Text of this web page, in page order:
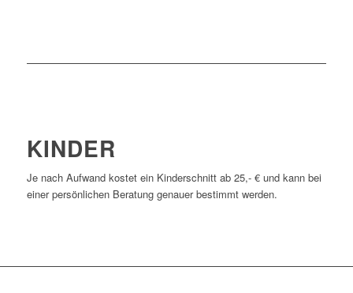
KINDER
Je nach Aufwand kostet ein Kinderschnitt ab 25,- € und kann bei
einer persönlichen Beratung genauer bestimmt werden.